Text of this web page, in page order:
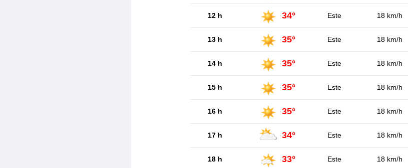
12 h 34° Este 18 km/h
13 h 35° Este 18 km/h
14 h 35° Este 18 km/h
15 h 35° Este 18 km/h
16 h 35° Este 18 km/h
17 h 34° Este 18 km/h
18 h 33° Este 18 km/h